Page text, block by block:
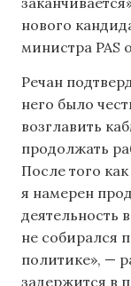
нового
министра PAS
Речан
него было
возглавить
продолжать
После того
я намерен
деятельность
не собирался
политике», —
задержится в